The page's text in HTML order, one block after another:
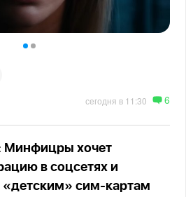
сегодня в 11:30 6
Минфицры хочет
в соцсетях и
сим-картам